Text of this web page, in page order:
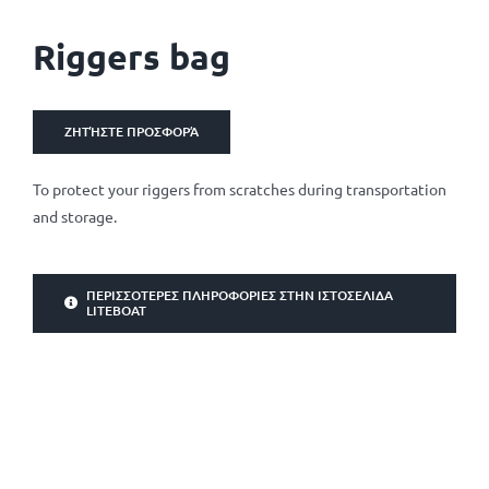
Riggers bag
ΖΗΤΉΣΤΕ ΠΡΟΣΦΟΡΆ
To protect your riggers from scratches during transportation
and storage.
ΠΕΡΙΣΣΌΤΕΡΕΣ ΠΛΗΡΟΦΟΡΊΕΣ ΣΤΗΝ ΙΣΤΟΣΕΛΊΔΑ
LITEBOAT